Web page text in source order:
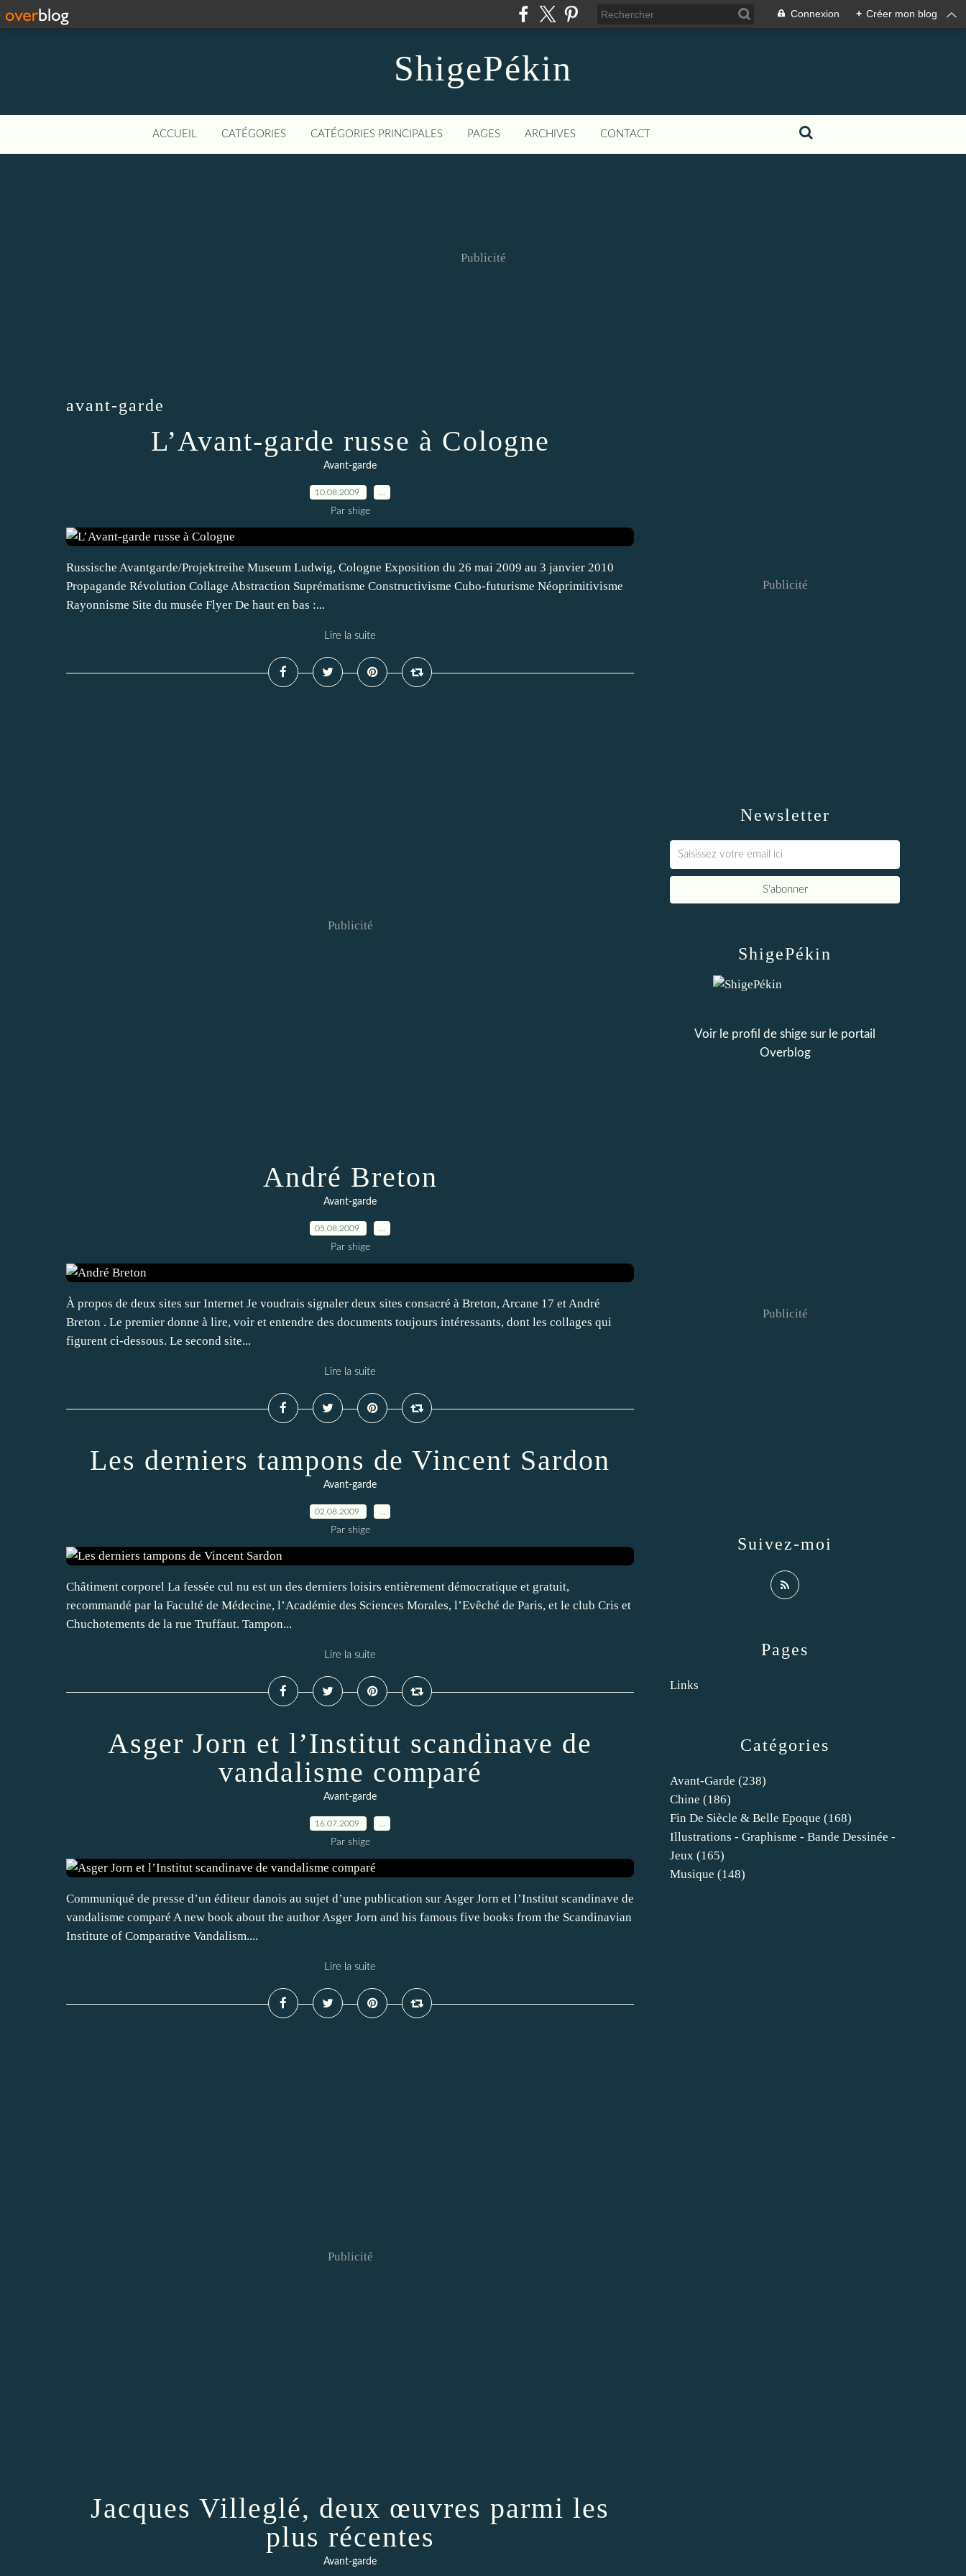
Connexion + Créer mon blog
ShigePékin
ACCUEIL CATÉGORIES CATÉGORIES PRINCIPALES PAGES ARCHIVES CONTACT
Publicité
avant-garde
L’Avant-garde russe à Cologne
Avant-garde
10.08.2009
Par shige
Russische Avantgarde/Projektreihe Museum Ludwig, Cologne Exposition du 26 mai 2009 au 3 janvier 2010
Propagande Révolution Collage Abstraction Suprématisme Constructivisme Cubo-futurisme Néoprimitivisme
Rayonnisme Site du musée Flyer De haut en bas :...
Lire la suite
Publicité
André Breton
Avant-garde
05.08.2009
Par shige
À propos de deux sites sur Internet Je voudrais signaler deux sites consacré à Breton, Arcane 17 et André
Breton . Le premier donne à lire, voir et entendre des documents toujours intéressants, dont les collages qui
figurent ci-dessous. Le second site...
Lire la suite
Les derniers tampons de Vincent Sardon
Avant-garde
02.08.2009
Par shige
Châtiment corporel La fessée cul nu est un des derniers loisirs entièrement démocratique et gratuit,
recommandé par la Faculté de Médecine, l’Académie des Sciences Morales, l’Evêché de Paris, et le club Cris et
Chuchotements de la rue Truffaut. Tampon...
Lire la suite
Asger Jorn et l’Institut scandinave de
vandalisme comparé
Avant-garde
16.07.2009
Par shige
Communiqué de presse d’un éditeur danois au sujet d’une publication sur Asger Jorn et l’Institut scandinave de
vandalisme comparé A new book about the author Asger Jorn and his famous five books from the Scandinavian
Institute of Comparative Vandalism....
Lire la suite
Publicité
Jacques Villeglé, deux œuvres parmi les
plus récentes
Avant-garde
Newsletter
Publicité
Catégories
Avant-Garde (238)
Chine (186)
Fin De Siècle & Belle Epoque (168)
Illustrations - Graphisme - Bande Dessinée -
Jeux (165)
Musique (148)
Pages
Links
ShigePékin
Voir le profil de shige sur le portail
Overblog
Suivez-moi
Publicité